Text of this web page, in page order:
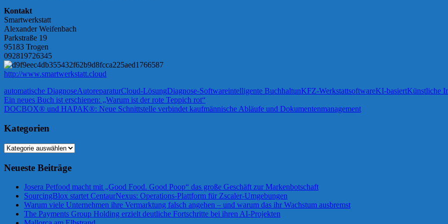
Kontakt
Smartwerkstatt
Alexander Weifenbach
Parkstraße 19
95183 Trogen
092819726345
http://www.smartwerkstatt.cloud
automatische DiagnoseAutoreparaturCloud-LösungDiagnose-Softwareintelligente BuchhaltunKFZ-WerkstattsoftwareKI-basiertKünstliche
Beitragsnavigation
Vorheriger
Beitrag:
Ein neues Buch ist erschienen: „Warum ist der rote Teppich rot“
Nächster
DOCBOX® und HAPAK®: Neue Schnittstelle verbindet kaufmännische Abläufe und Dokumentenmanagement
Kategorien
Kategorien
Neueste Beiträge
Josera Petfood macht mit „Good Food. Good Poop“ das große Geschäft zur Markenbotschaft
SourcingBlox startet CentaurNexus: Operations-Plattform für Zscaler-Umgebungen
Warum viele Unternehmen ihre Vermarktung falsch angehen – und warum das ihr Wachstum ausbremst
The Payments Group Holding erzielt deutliche Fortschritte bei ihren AI-Projekten